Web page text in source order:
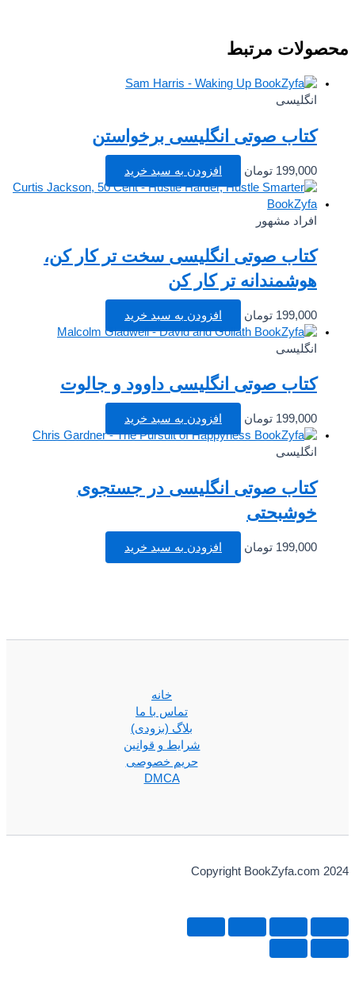
مرتبط
انگلیسی
کتاب صوتی انگلیسی برخواستن
199,000 تومان افزودن به سبد خرید
افراد مشهور
کتاب صوتی انگلیسی سخت تر کار کن،
هوشمندانه تر کار کن
199,000 تومان افزودن به سبد خرید
انگلیسی
کتاب صوتی انگلیسی داوود و جالوت
199,000 تومان افزودن به سبد خرید
انگلیسی
کتاب صوتی انگلیسی در جستجوی
خوشبحتی
199,000 تومان افزودن به سبد خرید
تماس با ما
بلاگ (بزودی)
شرایط و قوانین
حریم خصوصی
DMCA
Copyright BookZyfa.com